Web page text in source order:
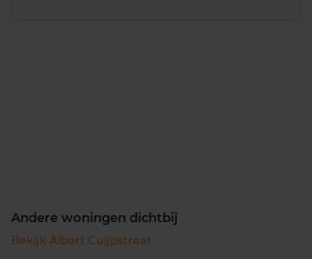
Andere woningen dichtbij
Bekijk Albert Cuijpstraat